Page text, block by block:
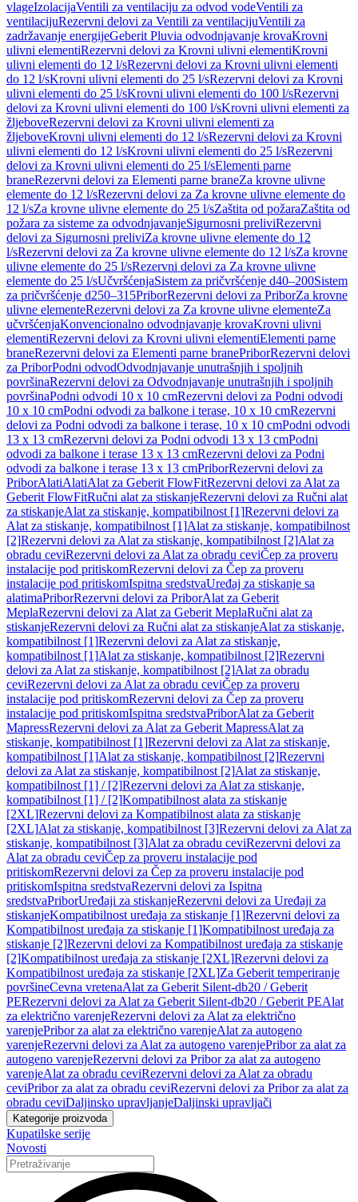
vlageIzolacijaVentili za ventilaciju za odvod vodeVentili za
ventilacijuRezervni delovi za Ventili za ventilacijuVentili za
zadržavanje energijeGeberit Pluvia odvodnjavanje krovaKrovni
ulivni elementiRezervni delovi za Krovni ulivni elementiKrovni
ulivni elementi do 12 l/sRezervni delovi za Krovni ulivni elementi
do 12 l/sKrovni ulivni elementi do 25 l/sRezervni delovi za Krovni
ulivni elementi do 25 l/sKrovni ulivni elementi do 100 l/sRezervni
delovi za Krovni ulivni elementi do 100 l/sKrovni ulivni elementi za
žljeboveRezervni delovi za Krovni ulivni elementi za
žljeboveKrovni ulivni elementi do 12 l/sRezervni delovi za Krovni
ulivni elementi do 12 l/sKrovni ulivni elementi do 25 l/sRezervni
delovi za Krovni ulivni elementi do 25 l/sElementi parne
braneRezervni delovi za Elementi parne braneZa krovne ulivne
elemente do 12 l/sRezervni delovi za Za krovne ulivne elemente do
12 l/sZa krovne ulivne elemente do 25 l/sZaštita od požaraZaštita od
požara za sisteme za odvodnjavanjeSigurnosni preliviRezervni
delovi za Sigurnosni preliviZa krovne ulivne elemente do 12
l/sRezervni delovi za Za krovne ulivne elemente do 12 l/sZa krovne
ulivne elemente do 25 l/sRezervni delovi za Za krovne ulivne
elemente do 25 l/sUčvršćenjaSistem za pričvršćenje d40–200Sistem
za pričvršćenje d250–315PriborRezervni delovi za PriborZa krovne
ulivne elementeRezervni delovi za Za krovne ulivne elementeZa
učvršćenjaKonvencionalno odvodnjavanje krovaKrovni ulivni
elementiRezervni delovi za Krovni ulivni elementiElementi parne
braneRezervni delovi za Elementi parne branePriborRezervni delovi
za PriborPodni odvodOdvodnjavanje unutrašnjih i spoljnih
površinaRezervni delovi za Odvodnjavanje unutrašnjih i spoljnih
površinaPodni odvodi 10 x 10 cmRezervni delovi za Podni odvodi
10 x 10 cmPodni odvodi za balkone i terase, 10 x 10 cmRezervni
delovi za Podni odvodi za balkone i terase, 10 x 10 cmPodni odvodi
13 x 13 cmRezervni delovi za Podni odvodi 13 x 13 cmPodni
odvodi za balkone i terase 13 x 13 cmRezervni delovi za Podni
odvodi za balkone i terase 13 x 13 cmPriborRezervni delovi za
PriborAlatiAlatiAlat za Geberit FlowFitRezervni delovi za Alat za
Geberit FlowFitRučni alat za stiskanjeRezervni delovi za Ručni alat
za stiskanjeAlat za stiskanje, kompatibilnost [1]Rezervni delovi za
Alat za stiskanje, kompatibilnost [1]Alat za stiskanje, kompatibilnost
[2]Rezervni delovi za Alat za stiskanje, kompatibilnost [2]Alat za
obradu ceviRezervni delovi za Alat za obradu ceviČep za proveru
instalacije pod pritiskomRezervni delovi za Čep za proveru
instalacije pod pritiskomIspitna sredstvaUređaj za stiskanje sa
alatimaPriborRezervni delovi za PriborAlat za Geberit
MeplaRezervni delovi za Alat za Geberit MeplaRučni alat za
stiskanjeRezervni delovi za Ručni alat za stiskanjeAlat za stiskanje,
kompatibilnost [1]Rezervni delovi za Alat za stiskanje,
kompatibilnost [1]Alat za stiskanje, kompatibilnost [2]Rezervni
delovi za Alat za stiskanje, kompatibilnost [2]Alat za obradu
ceviRezervni delovi za Alat za obradu ceviČep za proveru
instalacije pod pritiskomRezervni delovi za Čep za proveru
instalacije pod pritiskomIspitna sredstvaPriborAlat za Geberit
MapressRezervni delovi za Alat za Geberit MapressAlat za
stiskanje, kompatibilnost [1]Rezervni delovi za Alat za stiskanje,
kompatibilnost [1]Alat za stiskanje, kompatibilnost [2]Rezervni
delovi za Alat za stiskanje, kompatibilnost [2]Alat za stiskanje,
kompatibilnost [1] / [2]Rezervni delovi za Alat za stiskanje,
kompatibilnost [1] / [2]Kompatibilnost alata za stiskanje
[2XL]Rezervni delovi za Kompatibilnost alata za stiskanje
[2XL]Alat za stiskanje, kompatibilnost [3]Rezervni delovi za Alat za
stiskanje, kompatibilnost [3]Alat za obradu ceviRezervni delovi za
Alat za obradu ceviČep za proveru instalacije pod
pritiskomRezervni delovi za Čep za proveru instalacije pod
pritiskomIspitna sredstvaRezervni delovi za Ispitna
sredstvaPriborUređaji za stiskanjeRezervni delovi za Uređaji za
stiskanjeKompatibilnost uređaja za stiskanje [1]Rezervni delovi za
Kompatibilnost uređaja za stiskanje [1]Kompatibilnost uređaja za
stiskanje [2]Rezervni delovi za Kompatibilnost uređaja za stiskanje
[2]Kompatibilnost uređaja za stiskanje [2XL]Rezervni delovi za
Kompatibilnost uređaja za stiskanje [2XL]Za Geberit temperiranje
površineCevna vretenaAlat za Geberit Silent-db20 / Geberit
PERezervni delovi za Alat za Geberit Silent-db20 / Geberit PEAlat
za električno varenjeRezervni delovi za Alat za električno
varenjePribor za alat za električno varenjeAlat za autogeno
varenjeRezervni delovi za Alat za autogeno varenjePribor za alat za
autogeno varenjeRezervni delovi za Pribor za alat za autogeno
varenjeAlat za obradu ceviRezervni delovi za Alat za obradu
ceviPribor za alat za obradu ceviRezervni delovi za Pribor za alat za
obradu ceviDaljinsko upravljanjeDaljinski upravljači
Kategorije proizvoda
Kupatilske serije
Novosti